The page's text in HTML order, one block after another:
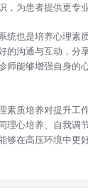
为患者提供更专业
统也是培养心理素
的沟通与互动，分
师能够增强自身的
素质培养对提升工
理心培养、自我调
够在高压环境中更